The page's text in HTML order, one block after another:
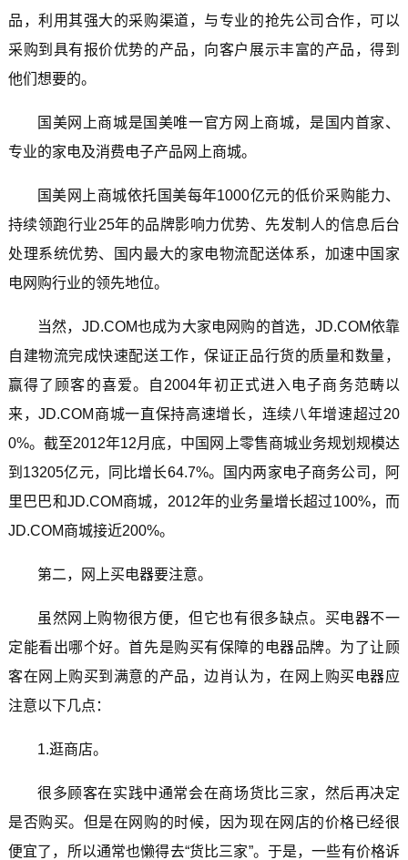
品，利用其强大的采购渠道，与专业的抢先公司合作，可以
采购到具有报价优势的产品，向客户展示丰富的产品，得到
他们想要的。
国美网上商城是国美唯一官方网上商城，是国内首家、
专业的家电及消费电子产品网上商城。
国美网上商城依托国美每年1000亿元的低价采购能力、
持续领跑行业25年的品牌影响力优势、先发制人的信息后台
处理系统优势、国内最大的家电物流配送体系，加速中国家
电网购行业的领先地位。
当然，JD.COM也成为大家电网购的首选，JD.COM依靠
自建物流完成快速配送工作，保证正品行货的质量和数量，
赢得了顾客的喜爱。自2004年初正式进入电子商务范畴以
来，JD.COM商城一直保持高速增长，连续八年增速超过20
0%。截至2012年12月底，中国网上零售商城业务规划规模达
到13205亿元，同比增长64.7%。国内两家电子商务公司，阿
里巴巴和JD.COM商城，2012年的业务量增长超过100%，而
JD.COM商城接近200%。
第二，网上买电器要注意。
虽然网上购物很方便，但它也有很多缺点。买电器不一
定能看出哪个好。首先是购买有保障的电器品牌。为了让顾
客在网上购买到满意的产品，边肖认为，在网上购买电器应
注意以下几点：
1.逛商店。
很多顾客在实践中通常会在商场货比三家，然后再决定
是否购买。但是在网购的时候，因为现在网店的价格已经很
便宜了，所以通常也懒得去“货比三家”。于是，一些有价格诉